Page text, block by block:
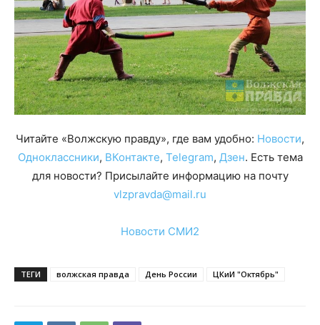
Читайте «Волжскую правду», где вам удобно: Новости,
Одноклассники, ВКонтакте, Telegram, Дзен. Есть тема
для новости? Присылайте информацию на почту
vlzpravda@mail.ru
Новости СМИ2
ТЕГИ волжская правда День России ЦКиИ "Октябрь"